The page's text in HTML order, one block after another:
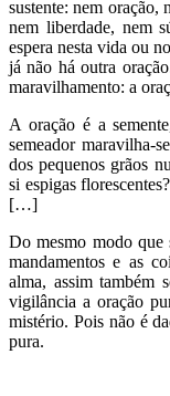
sustente: nem oração,
nem liberdade, nem
espera nesta vida ou
já não há outra
maravilhamento: a
A oração é a
semeador maravilha-
dos pequenos grãos
si espigas
[…]
Do mesmo modo que
mandamentos e as
alma, assim
vigilância a oração
mistério. Pois não é
pura.